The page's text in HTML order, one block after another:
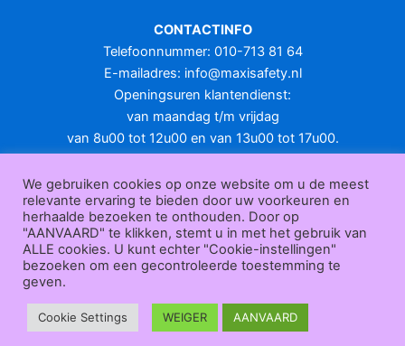
optie
gekozen
worden
op
productpagina
CONTACTINFO
Telefoonnummer: 010-713 81 64
E-mailadres: info@maxisafety.nl
Openingsuren klantendienst:
van maandag t/m vrijdag
van 8u00 tot 12u00 en van 13u00 tot 17u00.
KLANTENSERVICE
Over
ons|Bedrijfsgegevens| F.A.Q.|Bestelprocedure | Betaling
ending | Retourneren|Herroepingsrecht|Herroepingsfunctie
ederverkoop|Bedrukken|Contact
Algemene voorwaarden
Maxisafety.nl © 2026
We gebruiken cookies op onze website om u de meest
relevante ervaring te bieden door uw voorkeuren en
herhaalde bezoeken te onthouden. Door op
"AANVAARD" te klikken, stemt u in met het gebruik van
ALLE cookies. U kunt echter "Cookie-instellingen"
bezoeken om een gecontroleerde toestemming te
geven.
Cookie Settings WEIGER AANVAARD